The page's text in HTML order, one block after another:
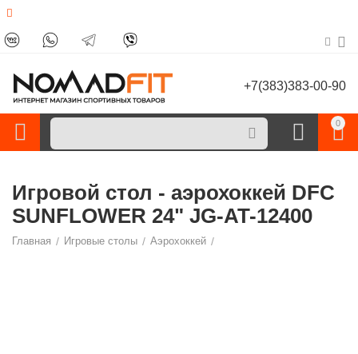
+7(383)383-00-90
0
Игровой стол - аэрохоккей DFC
SUNFLOWER 24" JG-AT-12400
Главная / Игровые столы / Аэрохоккей /